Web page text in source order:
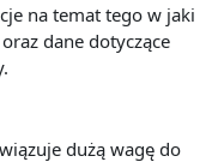
na temat tego w jaki
dane dotyczące
dużą wagę do